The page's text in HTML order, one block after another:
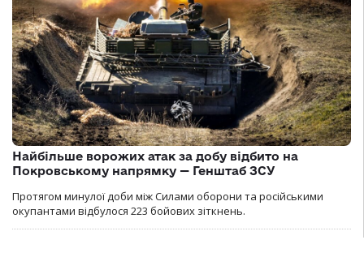
Найбільше ворожих атак за добу відбито на
Покровському напрямку — Генштаб ЗСУ
Протягом минулої доби між Силами оборони та російськими
окупантами відбулося 223 бойових зіткнень.